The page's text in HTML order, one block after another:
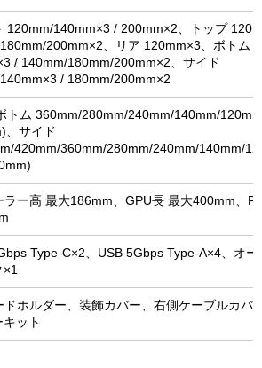
120mm/140mm×3 / 200mm×2、トップ
200mm×2、リア 120mm×3、ボトム
/ 140mm/180mm/200mm×2、サイド
/ 180mm/200mm×2
トム 360mm/280mm/240mm/140mm/
、サイド
420mm/360mm/280mm/240mm/140mm/
ラー高 最大186mm、GPU長 最大400mm、
Type-C×2、USB 5Gbps Type-A×4、オー
×1
ドホルダー、装飾カバー、右側ケーブルカバ
ット